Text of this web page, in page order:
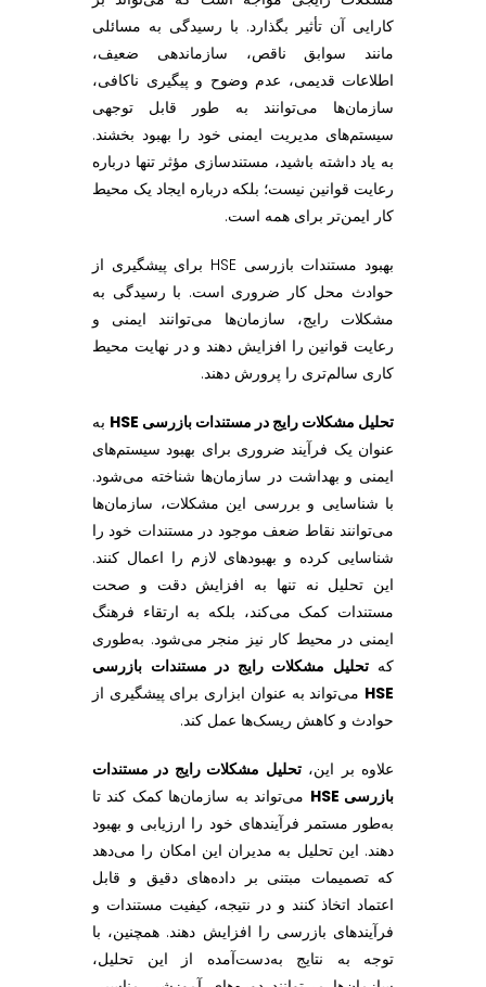
کارایی آن تأثیر بگذارد. با رسیدگی به مسائلی
مانند سوابق ناقص، سازماندهی ضعیف،
اطلاعات قدیمی، عدم وضوح و پیگیری ناکافی،
سازمان‌ها می‌توانند به طور قابل توجهی
سیستم‌های مدیریت ایمنی خود را بهبود بخشند.
به یاد داشته باشید، مستندسازی مؤثر تنها درباره
رعایت قوانین نیست؛ بلکه درباره ایجاد یک محیط
کار ایمن‌تر برای همه است.
بهبود مستندات بازرسی HSE برای پیشگیری از
حوادث محل کار ضروری است. با رسیدگی به
مشکلات رایج، سازمان‌ها می‌توانند ایمنی و
رعایت قوانین را افزایش دهند و در نهایت محیط
کاری سالم‌تری را پرورش دهند.
تحلیل مشکلات رایج در مستندات بازرسی HSE
به
عنوان یک فرآیند ضروری برای بهبود سیستم‌های
ایمنی و بهداشت در سازمان‌ها شناخته می‌شود.
با شناسایی و بررسی این مشکلات، سازمان‌ها
می‌توانند نقاط ضعف موجود در مستندات خود را
شناسایی کرده و بهبودهای لازم را اعمال کنند.
این تحلیل نه تنها به افزایش دقت و صحت
مستندات کمک می‌کند، بلکه به ارتقاء فرهنگ
ایمنی در محیط کار نیز منجر می‌شود. به‌طوری
کهتحلیل مشکلات رایج در مستندات بازرسی
HSE می‌تواند به عنوان ابزاری برای پیشگیری از
حوادث و کاهش ریسک‌ها عمل کند.
علاوه بر این،تحلیل مشکلات رایج در مستندات
بازرسی HSE
می‌تواند به سازمان‌ها کمک کند تا
به‌طور مستمر فرآیندهای خود را ارزیابی و بهبود
دهند. این تحلیل به مدیران این امکان را می‌دهد
که تصمیمات مبتنی بر داده‌های دقیق و قابل
اعتماد اتخاذ کنند و در نتیجه، کیفیت مستندات و
فرآیندهای بازرسی را افزایش دهند. همچنین، با
توجه به نتایج به‌دست‌آمده از این تحلیل،